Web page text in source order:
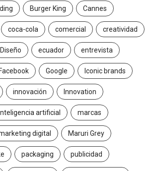
Burger King Cannes
coca-cola comercial creatividad
Diseño ecuador entrevista
Facebook Google Iconic brands
innovación Innovation
artificial marcas
digital Maruri Grey
packaging publicidad